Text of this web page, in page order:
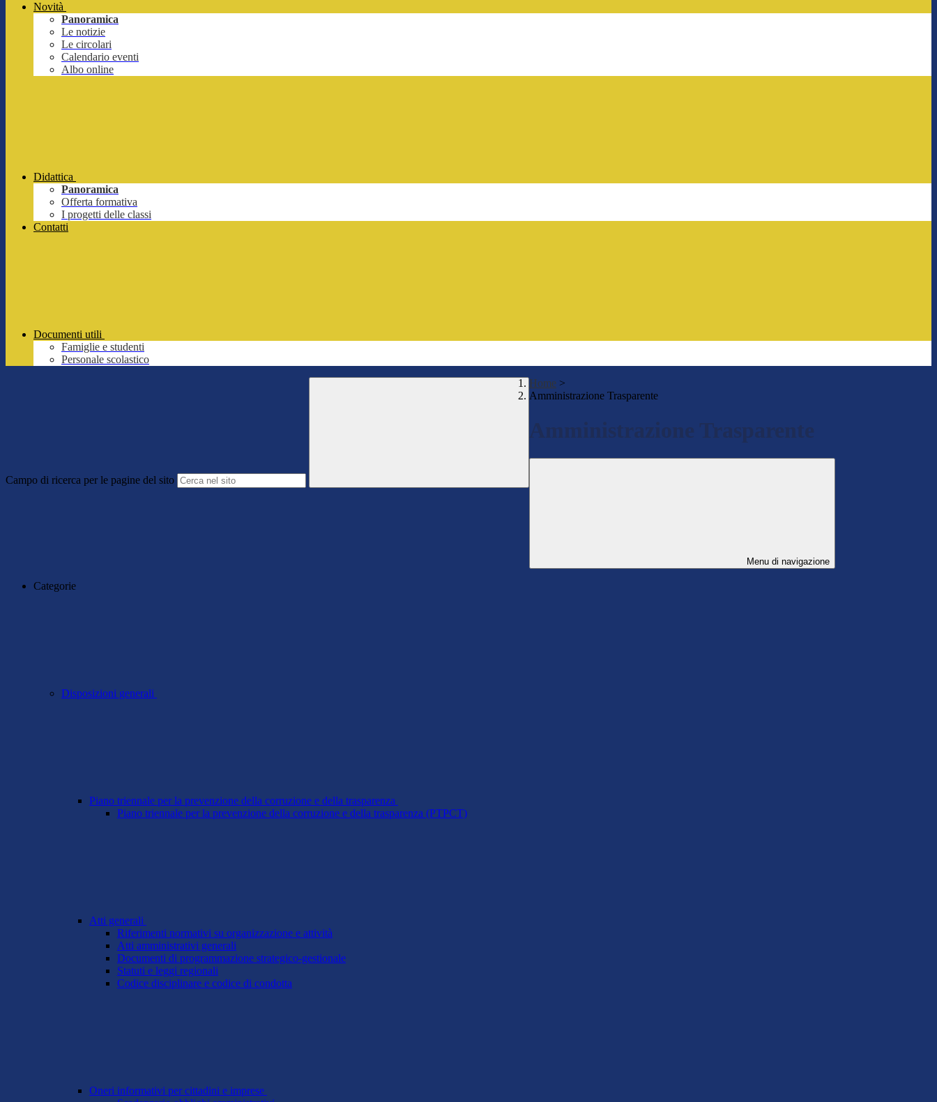
Novità
Panoramica
Le notizie
Le circolari
Calendario eventi
Albo online
Didattica
Panoramica
Offerta formativa
I progetti delle classi
Contatti
Documenti utili
Famiglie e studenti
Personale scolastico
Campo di ricerca per le pagine del sito
Home >
Amministrazione Trasparente
Amministrazione Trasparente
Menu di navigazione
Categorie
Disposizioni generali
Piano triennale per la prevenzione della corruzione e della trasparenza
Piano triennale per la prevenzione della corruzione e della trasparenza (PTPCT)
Atti generali
Riferimenti normativi su organizzazione e attività
Atti amministrativi generali
Documenti di programmazione strategico-gestionale
Statuti e leggi regionali
Codice disciplinare e codice di condotta
Oneri informativi per cittadini e imprese